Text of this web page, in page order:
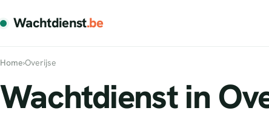
Wachtdienst.be
Home›Overijse
Wachtdienst in